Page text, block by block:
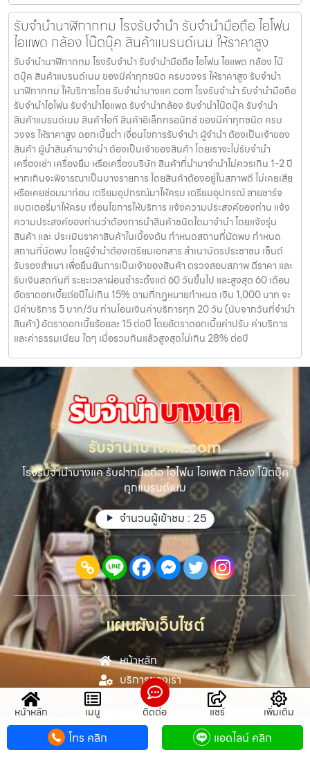
รับจำนำนาฬิกากทม โรงรับจำนำ รับจำนำมือถือ ไอโฟน
ไอแพด กล้อง โน๊ตบุ๊ค สินค้าแบรนด์เนม ให้ราคาสูง
รับจำนำนาฬิกากทม โรงรับจำนำ รับจำนำมือถือ ไอโฟน ไอแพด กล้อง โน๊
ตบุ๊ค สินค้าแบรนด์เนม ของมีค่าทุกชนิด ครบวงจร ให้ราคาสูง รับจำนำ
นาฬิกากทม ให้บริการโดย รับจํานําบางแค.com โรงรับจำนำ รับจำนำมือถือ
รับจำนำไอโฟน รับจำนำไอแพด รับจำนำกล้อง รับจำนำโน๊ตบุ๊ค รับจำนำ
สินค้าแบรนด์เนม สินค้าไอที สินค้าอิเล็กทรอนิกซ์ ของมีค่าทุกชนิด ครบ
วงจร ให้ราคาสูง ดอกเบี้ยต่ำ เงื่อนไขการรับจำนำ ผู้จำนำ ต้องเป็นเจ้าของ
สินค้า ผู้นำสินค้ามาจำนำ ต้องเป็นเจ้าของสินค้า โดยเราจะไม่รับจำนำ
เครื่องเช่า เครื่องยืม หรือเครื่องบริษัท สินค้าที่นำมาจำนำไม่ควรเกิน 1-2 ปี
หากเกินจะพิจารณาเป็นบางรายการ โดยสินค้าต้องอยู่ในสภาพดี ไม่เคยเสีย
หรือเคยซ่อมมาก่อน เตรียมอุปกรณ์มาให้ครบ เตรียมอุปกรณ์ สายชาร์จ
แบตเตอรี่มาให้ครบ เงื่อนไขการให้บริการ แจ้งความประสงค์ของท่าน แจ้ง
ความประสงค์ของท่านว่าต้องการนำสินค้าชนิดใดมาจำนำ โดยแจ้งรุ่น
สินค้า และ ประเมินราคาสินค้าในเบื้องต้น กำหนดสถานที่นัดพบ กำหนด
สถานที่นัดพบ โดยผู้จำนำต้องเตรียมเอกสาร สำเนาบัตรประชาชน เซ็นต์
รับรองสำเนา เพื่อยืนยันการเป็นเจ้าของสินค้า ตรวจสอบสภาพ ตีราคา และ
รับเงินสดทันที ระยะเวลาผ่อนชำระตั้งแต่ 60 วันขึ้นไป และสูงสุด 60 เดือน
อัตราดอกเบี้ยต่อปีไม่เกิน 15% ตามที่กฏหมายกำหนด เงิน 1,000 บาท จะ
มีค่าบริการ 5 บาท/วัน ท่านโอนเงินค่าบริการทุก 20 วัน (นับจากวันที่จำนำ
สินค้า) อัตราดอกเบี้ยร้อยละ 15 ต่อปี โดยอัตราดอกเบี้ยค่าปรับ ค่าบริการ
และค่าธรรมเนียม ใดๆ เมื่อรวมกันแล้วสูงสุดไม่เกิน 28% ต่อปี
รับจํานําบางแค.com
โรงรับจำนำบางแค รับฝากมือถือ ไอโฟน ไอแพด กล้อง โน๊ตบุ๊ค
ทุกแบรนด์เนม
จำนวนผู้เข้าชม : 25
แผนผังเว็บไซต์
หน้าหลัก
บริการของเรา
Gallery รวมรูปภาพ
เกี่ยวกับเรา
หน้าหลัก เมนู ติดต่อ แชร์ เพิ่มเติม
โทร คลิก แอดไลน์ คลิก